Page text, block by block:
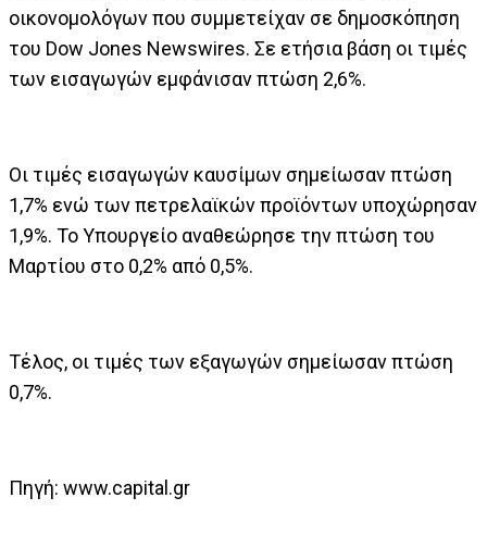
οικονομολόγων που συμμετείχαν σε δημοσκόπηση
του Dow Jones Newswires. Σε ετήσια βάση οι τιμές
των εισαγωγών εμφάνισαν πτώση 2,6%.
Οι τιμές εισαγωγών καυσίμων σημείωσαν πτώση
1,7% ενώ των πετρελαϊκών προϊόντων υποχώρησαν
1,9%. Το Υπουργείο αναθεώρησε την πτώση του
Μαρτίου στο 0,2% από 0,5%.
Τέλος, οι τιμές των εξαγωγών σημείωσαν πτώση
0,7%.
Πηγή: www.capital.gr